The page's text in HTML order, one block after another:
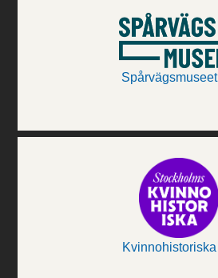
Spårvägsmuseet
Kvinnohistoriska